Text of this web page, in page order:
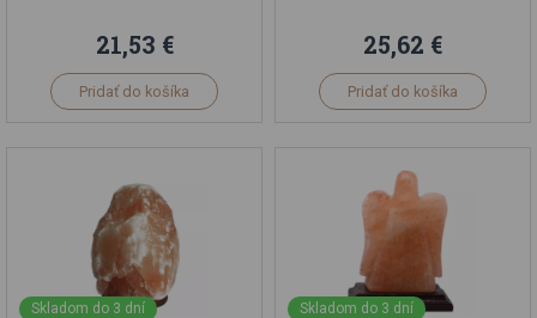
21,53 €
Pridať do košíka
25,62 €
Pridať do košíka
Skladom do 3 dní Skladom do 3 dní